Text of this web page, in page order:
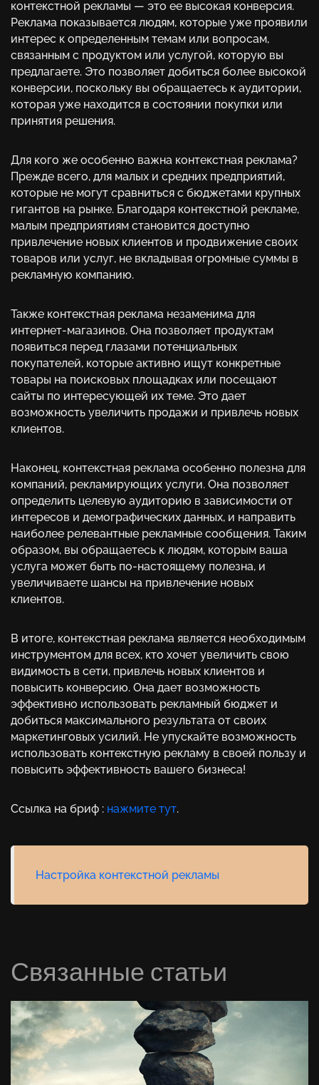
контекстной рекламы — это ее высокая конверсия.
Реклама показывается людям, которые уже проявили
интерес к определенным темам или вопросам,
связанным с продуктом или услугой, которую вы
предлагаете. Это позволяет добиться более высокой
конверсии, поскольку вы обращаетесь к аудитории,
которая уже находится в состоянии покупки или
принятия решения.
Для кого же особенно важна контекстная реклама?
Прежде всего, для малых и средних предприятий,
которые не могут сравниться с бюджетами крупных
гигантов на рынке. Благодаря контекстной рекламе,
малым предприятиям становится доступно
привлечение новых клиентов и продвижение своих
товаров или услуг, не вкладывая огромные суммы в
рекламную компанию.
Также контекстная реклама незаменима для
интернет-магазинов. Она позволяет продуктам
появиться перед глазами потенциальных
покупателей, которые активно ищут конкретные
товары на поисковых площадках или посещают
сайты по интересующей их теме. Это дает
возможность увеличить продажи и привлечь новых
клиентов.
Наконец, контекстная реклама особенно полезна для
компаний, рекламирующих услуги. Она позволяет
определить целевую аудиторию в зависимости от
интересов и демографических данных, и направить
наиболее релевантные рекламные сообщения. Таким
образом, вы обращаетесь к людям, которым ваша
услуга может быть по-настоящему полезна, и
увеличиваете шансы на привлечение новых
клиентов.
В итоге, контекстная реклама является необходимым
инструментом для всех, кто хочет увеличить свою
видимость в сети, привлечь новых клиентов и
повысить конверсию. Она дает возможность
эффективно использовать рекламный бюджет и
добиться максимального результата от своих
маркетинговых усилий. Не упускайте возможность
использовать контекстную рекламу в своей пользу и
повысить эффективность вашего бизнеса!
Ссылка на бриф : нажмите тут.
Настройка контекстной рекламы
Связанные статьи